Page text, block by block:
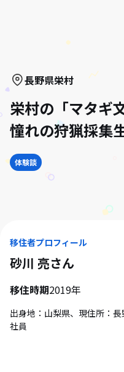
長野県栄村
栄村の「マタギ
憧れの狩猟採集
体験談
移住者プロフィール
砂川 亮さん
移住時期2019年
出身地：山梨県、現住所：
社員